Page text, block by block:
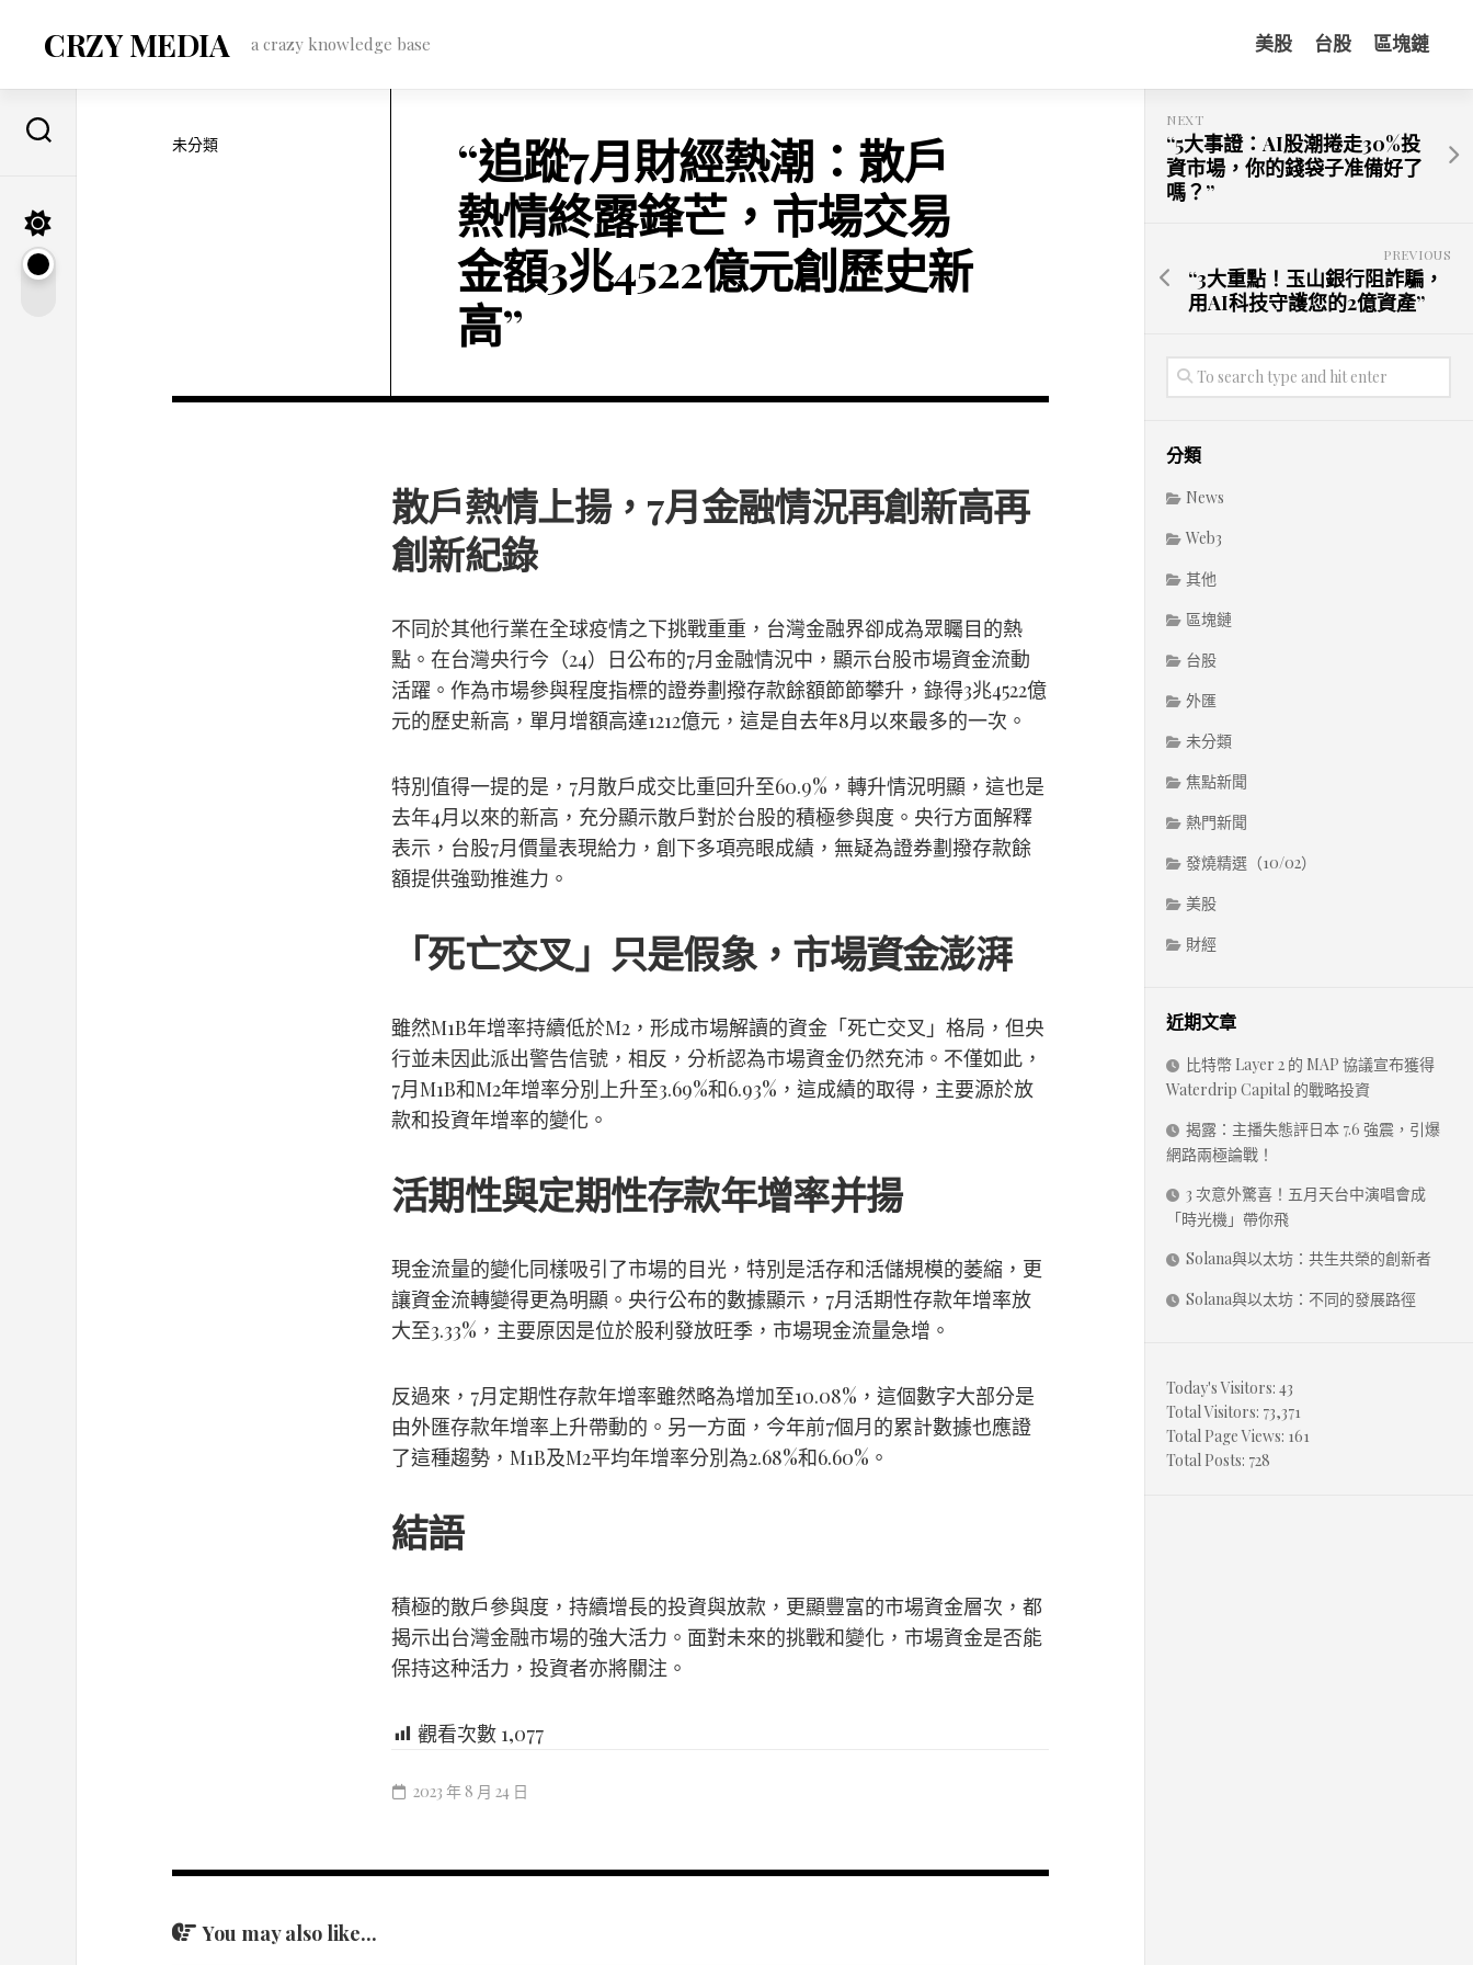
contentCRZY MEDIA a crazy knowledge base 美股 台股 區塊鏈
未分類
“追蹤7月財經熱潮：散戶
熱情終露鋒芒，市場交易
金額3兆4522億元創歷史新
高”
散戶熱情上揚，7月金融情況再創新高再
創新紀錄
不同於其他行業在全球疫情之下挑戰重重，台灣金融界卻成為眾矚目的熱
點。在台灣央行今（24）日公布的7月金融情況中，顯示台股市場資金流動
活躍。作為市場參與程度指標的證券劃撥存款餘額節節攀升，錄得3兆4522億
元的歷史新高，單月增額高達1212億元，這是自去年8月以來最多的一次。
特別值得一提的是，7月散戶成交比重回升至60.9%，轉升情況明顯，這也是
去年4月以來的新高，充分顯示散戶對於台股的積極參與度。央行方面解釋
表示，台股7月價量表現給力，創下多項亮眼成績，無疑為證券劃撥存款餘
額提供強勁推進力。
「死亡交叉」只是假象，市場資金澎湃
雖然M1B年增率持續低於M2，形成市場解讀的資金「死亡交叉」格局，但央
行並未因此派出警告信號，相反，分析認為市場資金仍然充沛。不僅如此，
7月M1B和M2年增率分別上升至3.69%和6.93%，這成績的取得，主要源於放
款和投資年增率的變化。
活期性與定期性存款年增率并揚
現金流量的變化同樣吸引了市場的目光，特別是活存和活儲規模的萎縮，更
讓資金流轉變得更為明顯。央行公布的數據顯示，7月活期性存款年增率放
大至3.33%，主要原因是位於股利發放旺季，市場現金流量急增。
反過來，7月定期性存款年增率雖然略為增加至10.08%，這個數字大部分是
由外匯存款年增率上升帶動的。另一方面，今年前7個月的累計數據也應證
了這種趨勢，M1B及M2平均年增率分別為2.68%和6.60%。
結語
積極的散戶參與度，持續增長的投資與放款，更顯豐富的市場資金層次，都
揭示出台灣金融市場的強大活力。面對未來的挑戰和變化，市場資金是否能
保持这种活力，投資者亦將關注。
觀看次數 1,077
2023 年 8 月 24 日
You may also like...
NEXT
“5大事證：AI股潮捲走30%投
資市場，你的錢袋子准備好了
嗎？”
PREVIOUS
“3大重點！玉山銀行阻詐騙，
用AI科技守護您的2億資產”
分類
News
Web3
其他
區塊鏈
台股
外匯
未分類
焦點新聞
熱門新聞
發燒精選（10/02）
美股
財經
近期文章
比特幣 Layer 2 的 MAP 協議宣布獲得
Waterdrip Capital 的戰略投資
揭露：主播失態評日本 7.6 強震，引爆
網路兩極論戰！
3 次意外驚喜！五月天台中演唱會成
「時光機」帶你飛
Solana與以太坊：共生共榮的創新者
Solana與以太坊：不同的發展路徑
Today's Visitors: 43
Total Visitors: 73,371
Total Page Views: 161
Total Posts: 728